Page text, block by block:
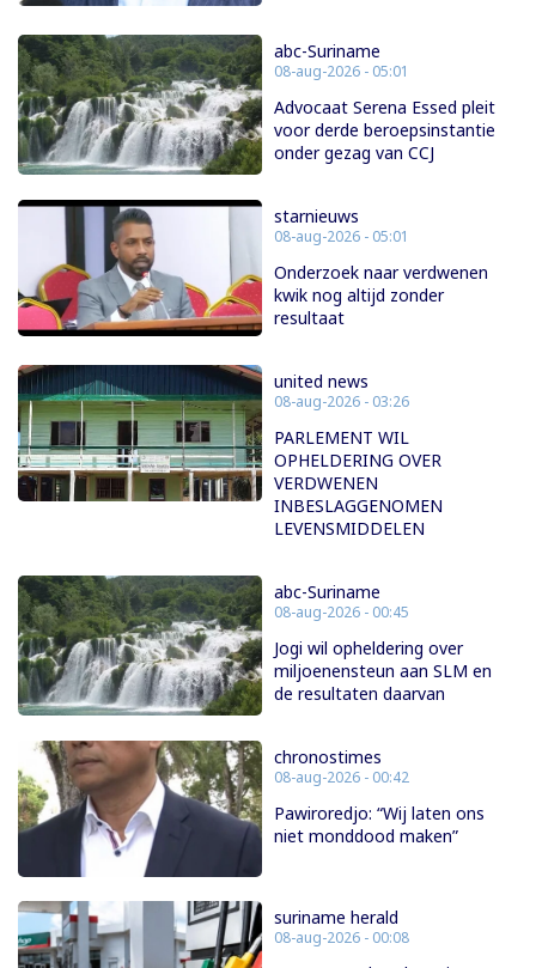
abc-Suriname
08-aug-2026 - 05:01
Advocaat Serena Essed pleit
voor derde beroepsinstantie
onder gezag van CCJ
starnieuws
08-aug-2026 - 05:01
Onderzoek naar verdwenen
kwik nog altijd zonder
resultaat
united news
08-aug-2026 - 03:26
PARLEMENT WIL
OPHELDERING OVER
VERDWENEN
INBESLAGGENOMEN
LEVENSMIDDELEN
abc-Suriname
08-aug-2026 - 00:45
Jogi wil opheldering over
miljoenensteun aan SLM en
de resultaten daarvan
chronostimes
08-aug-2026 - 00:42
Pawiroredjo: “Wij laten ons
niet monddood maken”
suriname herald
08-aug-2026 - 00:08